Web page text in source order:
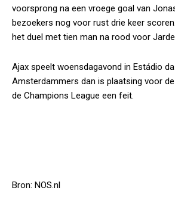
voorsprong na een vroege goal van
bezoekers nog voor rust drie keer
het duel met tien man na rood voor
Ajax speelt woensdagavond in Estádio
Amsterdammers dan is plaatsing voor
de Champions League een feit.
Bron: NOS.nl